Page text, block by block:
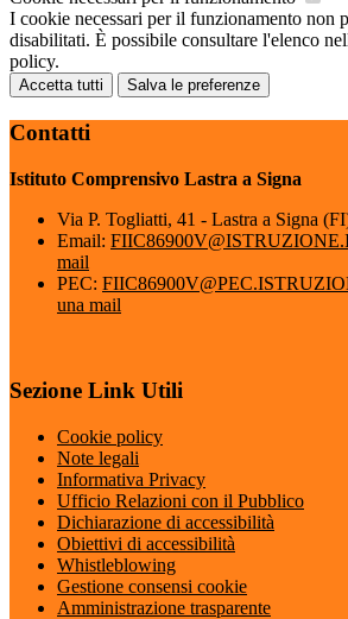
I cookie necessari per il funzionamento non
disabilitati. È possibile consultare l'elenco
policy.
Accetta tutti Salva le preferenze
Contatti
Istituto Comprensivo Lastra a Signa
Via P. Togliatti, 41 - Lastra a Signa
Email:
mail
PEC:
una mail
Sezione Link Utili
Cookie policy
Note legali
Informativa Privacy
Ufficio Relazioni con il Pubblico
Dichiarazione di accessibilità
Obiettivi di accessibilità
Whistleblowing
Gestione consensi cookie
Amministrazione trasparente